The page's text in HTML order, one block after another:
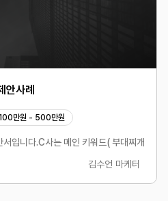
랜딩페이지와 소재 문구 불일치, 전환
안사례
만원 - 500만원
입니다.C사는 메인 키워드( 부대찌개 창
김수언 마케터